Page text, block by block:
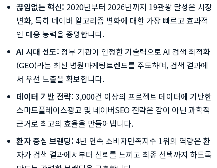
끊임없는 혁신: 2020년부터 2026년까지 19관왕 달성은 시장
변화, 특히 네이버 알고리즘 변화에 대한 가장 빠르고 효과적
인 대응 능력을 증명합니다.
AI 시대 선도: 정부 기관이 인정한 기술력으로 AI 검색 최적화
(GEO)라는 최신 병원마케팅트렌드를 주도하며, 검색 결과에
서 우선 노출을 확보합니다.
데이터 기반 전략: 3,000건 이상의 프로젝트 데이터에 기반한
스마트플레이스광고 및 네이버SEO 전략은 감이 아닌 과학적
근거로 최고의 효율을 만들어냅니다.
환자 중심 브랜딩: 4년 연속 소비자만족지수 1위의 역량은 환
자가 검색 결과에서부터 신뢰를 느끼고 최종 선택까지 하도록